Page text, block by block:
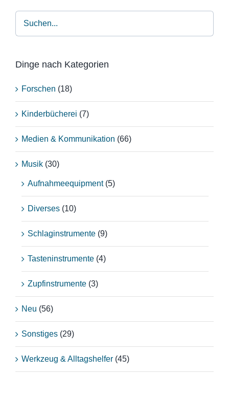
Dinge nach Kategorien
Forschen (18)
Kinderbücherei (7)
Medien & Kommunikation (66)
Musik (30)
Aufnahmeequipment (5)
Diverses (10)
Schlaginstrumente (9)
Tasteninstrumente (4)
Zupfinstrumente (3)
Neu (56)
Sonstiges (29)
Werkzeug & Alltagshelfer (45)